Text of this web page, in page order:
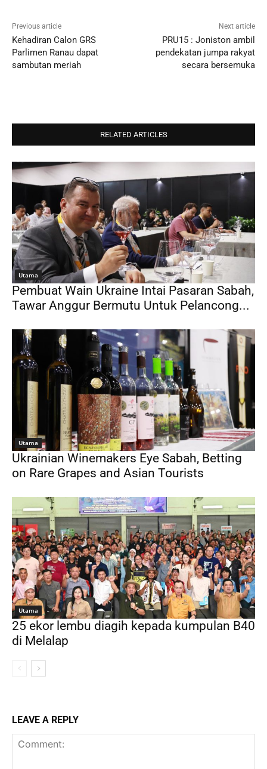
Previous article
Kehadiran Calon GRS
Parlimen Ranau dapat
sambutan meriah
Next article
PRU15 : Joniston ambil
pendekatan jumpa rakyat
secara bersemuka
RELATED ARTICLES
Utama
Pembuat Wain Ukraine Intai Pasaran Sabah,
Tawar Anggur Bermutu Untuk Pelancong...
Utama
Ukrainian Winemakers Eye Sabah, Betting
on Rare Grapes and Asian Tourists
Utama
25 ekor lembu diagih kepada kumpulan B40
di Melalap
LEAVE A REPLY